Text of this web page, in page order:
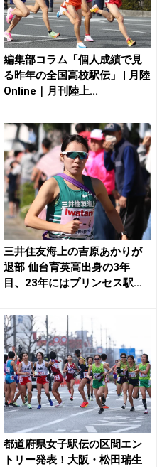
編集部コラム「個人成績で見
る昨年の全国高校駅伝」 | 月陸
Online｜月刊陸上...
三井住友海上の吉原あかりが
退部 仙台育英高出身の3年
目、23年にはプリンセス駅
都道府県女子駅伝の区間エン
トリー発表！大阪・松田瑞生